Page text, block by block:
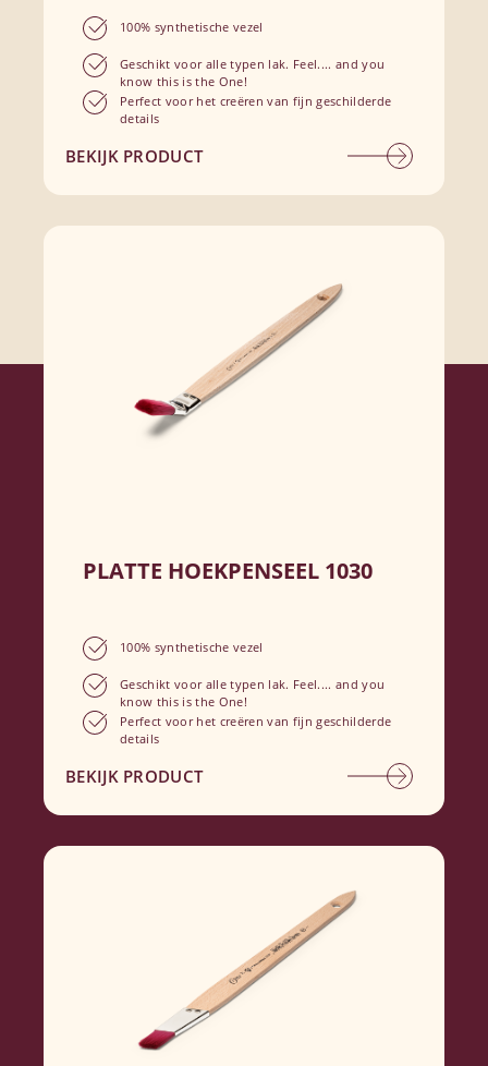
100% synthetische vezel
Geschikt voor alle typen lak. Feel.... and you
know this is the One!
Perfect voor het creëren van fijn geschilderde
details
BEKIJK PRODUCT
PLATTE HOEKPENSEEL 1030
100% synthetische vezel
Geschikt voor alle typen lak. Feel.... and you
know this is the One!
Perfect voor het creëren van fijn geschilderde
details
BEKIJK PRODUCT